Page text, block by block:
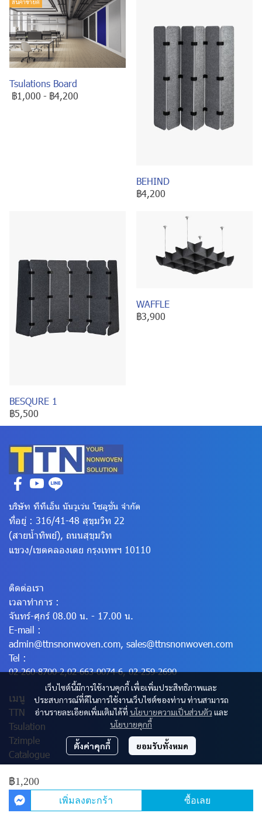
Tsulations Board
฿1,000 - ฿4,200
BEHIND
฿4,200
BESQURE 1
฿5,500
WAFFLE
฿3,900
฿1,200
เพิ่มลงตะกร้า ซื้อเลย
เว็บไซต์นี้มีการใช้งานคุกกี้ เพื่อเพิ่มประสิทธิภาพและ
ประสบการณ์ที่ดีในการใช้งานเว็บไซต์ของท่าน ท่านสามารถ
อ่านรายละเอียดเพิ่มเติมได้ที่ นโยบายความเป็นส่วนตัว และ
นโยบายคุกกี้
ตั้งค่าคุกกี้ ยอมรับทั้งหมด
บริษัท ทีทีเอ็น นันวูเว่น โซลูชั่น จำกัด
ที่อยู่ : 316/41-48 สุขุมวิท 22
(สายน้ำทิพย์), ถนนสุขุมวิท
แขวง/เขตคลองเตย กรุงเทพฯ 10110
ติดต่อเรา
เวลาทำการ :
จันทร์-ศุกร์ 08.00 น. - 17.00 น.
E-mail :
admin@ttnsnonwoven.com, sales@ttnsnonwoven.com
Tel :
02-260-8700-2,02-663-0074-6,02-259-2690
เมนู
TTN
Tsulation
Tzimple
Catalogue
© Copyright 2025 All Rights Reserved.